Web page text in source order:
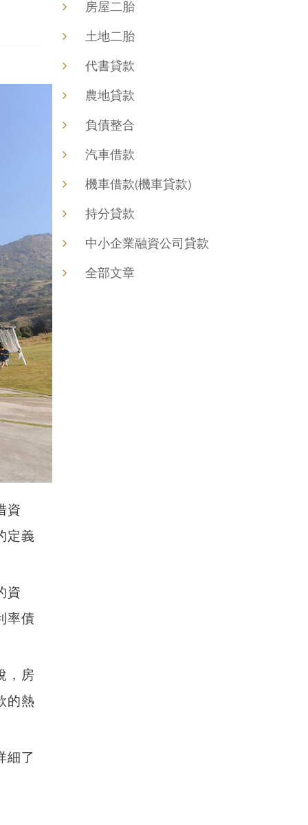
資
定義
資
率債
，房
的熱
細了
房屋二胎
土地二胎
代書貸款
農地貸款
負債整合
汽車借款
機車借款(機車貸款)
持分貸款
中小企業融資公司貸款
全部文章